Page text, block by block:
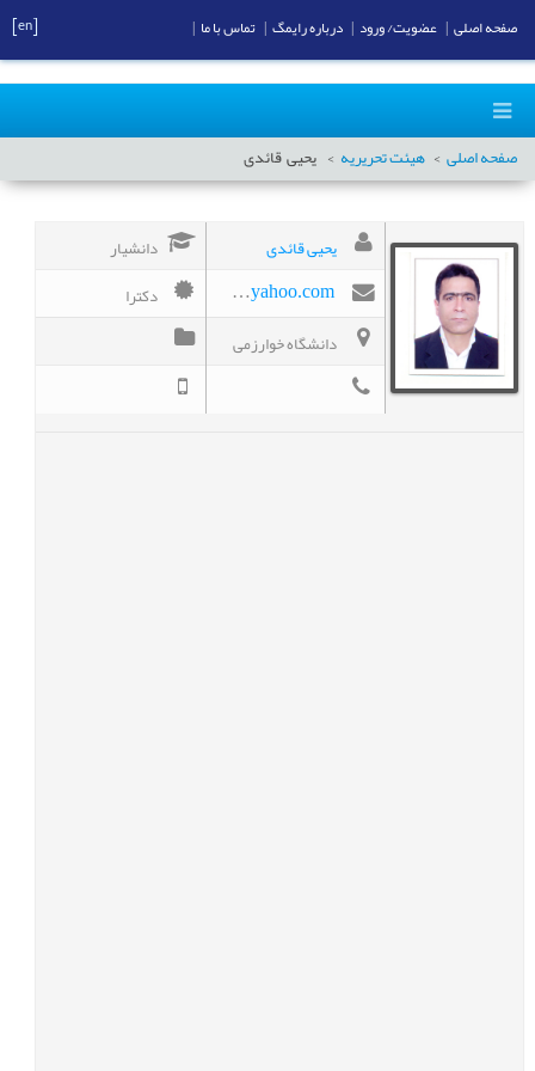
صفحه اصلی هیئت تحریریه یحییقائدی
یحیی قائدی دانشیار
yahyaghaedy@yahoo.com
دکترا
دانشگاه خوارزمی
صفحه اصلی عضویت/ ورود درباره رایمگ تماس با ما